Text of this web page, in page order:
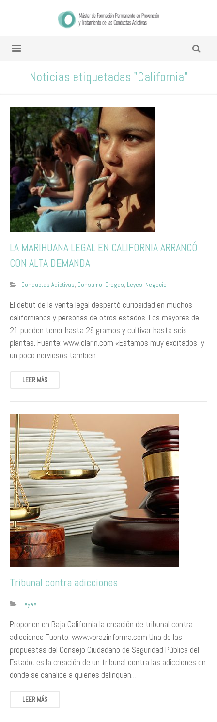
Noticias etiquetadas "California"
LA MARIHUANA LEGAL EN CALIFORNIA ARRANCÓ
CON ALTA DEMANDA ​
Conductas Adictivas, Consumo, Drogas, Leyes, Negocio
​El debut de la venta legal despertó curiosidad en muchos
californianos y personas de otros estados. Los mayores de
21 pueden tener hasta 28 gramos y cultivar hasta seis
plantas. Fuente: www.clarin.com «Estamos muy excitados, y
un poco nerviosos también….
LEER MÁS
Tribunal contra adicciones
Leyes
​Proponen en Baja California la creación de tribunal contra
adicciones Fuente: www.verazinforma.com Una de las
propuestas del Consejo Ciudadano de Seguridad Pública del
Estado, es la creación de un tribunal contra las adicciones en
donde se canalice a quienes delinquen…
LEER MÁS